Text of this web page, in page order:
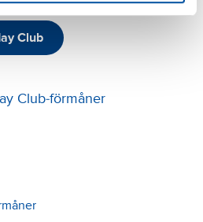
Club
Club-förmåner